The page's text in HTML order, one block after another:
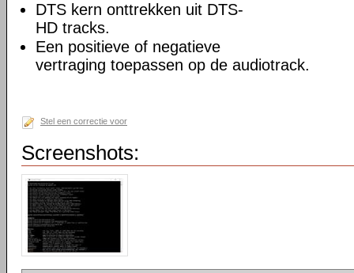
DTS kern onttrekken uit DTS-
HD tracks.
Een positieve of negatieve
vertraging toepassen op de audiotrack.
Stel een correctie voor
Screenshots: